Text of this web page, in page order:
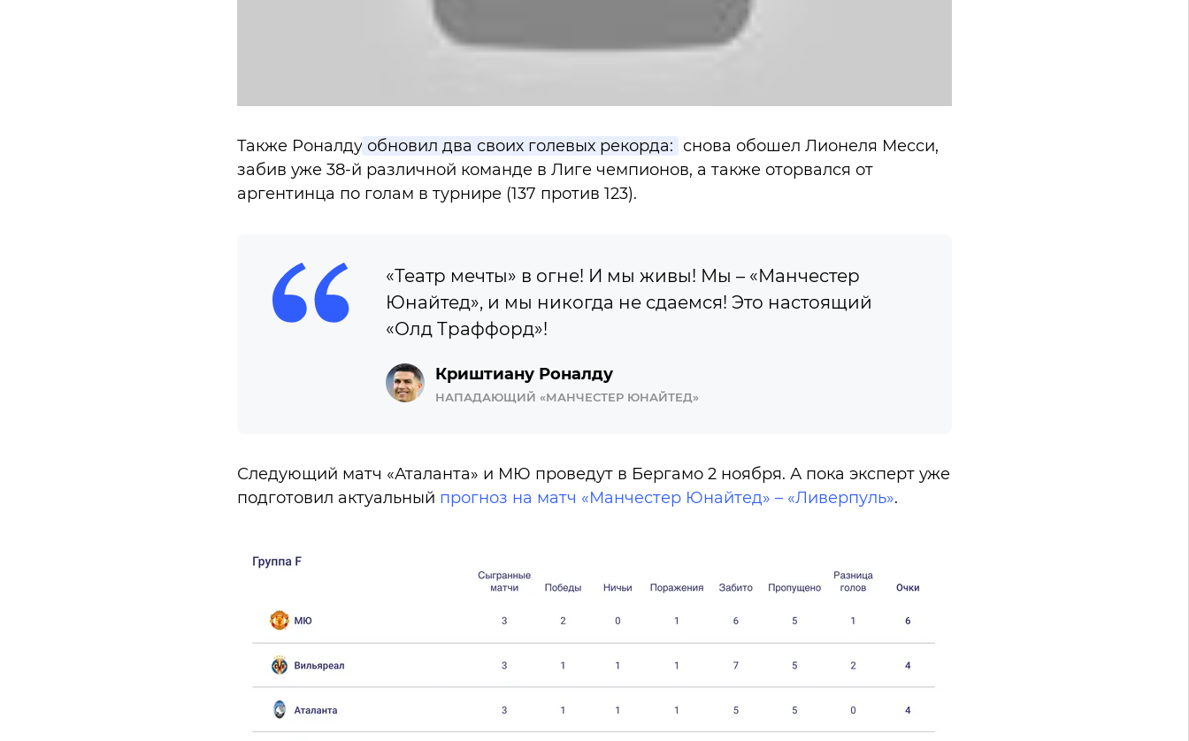
Также Роналду обновил два своих голевых рекорда: снова обошел Лионеля Месси,
забив уже 38-й различной команде в Лиге чемпионов, а также оторвался от
аргентинца по голам в турнире (137 против 123).
«Театр мечты» в огне! И мы живы! Мы – «Манчестер
Юнайтед», и мы никогда не сдаемся! Это настоящий
«Олд Траффорд»!
Криштиану Роналду
НАПАДАЮЩИЙ «МАНЧЕСТЕР ЮНАЙТЕД»
Следующий матч «Аталанта» и МЮ проведут в Бергамо 2 ноября. А пока эксперт уже
подготовил актуальный прогноз на матч «Манчестер Юнайтед» – «Ливерпуль».